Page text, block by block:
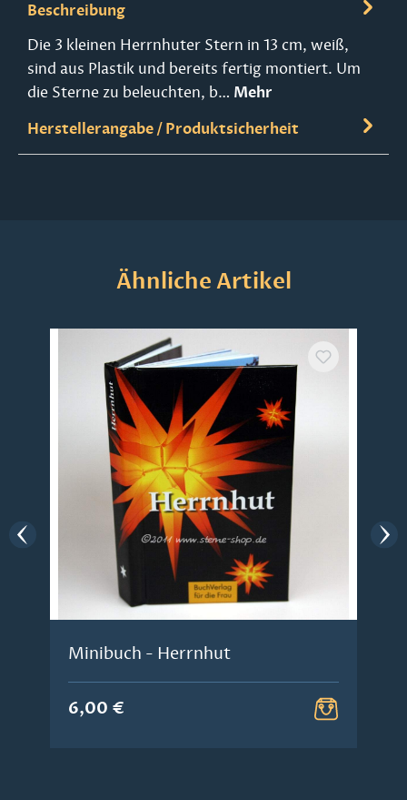
Beschreibung
Die 3 kleinen Herrnhuter Stern in 13 cm, weiß,
sind aus Plastik und bereits fertig montiert. Um
die Sterne zu beleuchten, b… Mehr
Herstellerangabe / Produktsicherheit
Produktgalerie überspringen
Ähnliche Artikel
Minibuch - Herrnhut
6,00 €